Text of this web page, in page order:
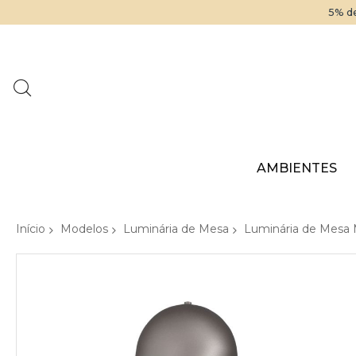
5%
AMBIENTES
Início Modelos Luminária de Mesa Luminária de Mesa